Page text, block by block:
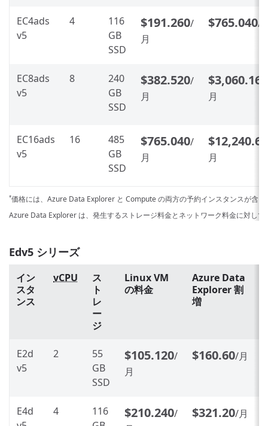
EC4ads
v5
4
116
GB
SSD
$191.260/
月
$765.040/
EC8ads
v5
8
240
GB
SSD
$382.520/
月
$3,060.160
月
EC16ads
v5
16
485
GB
SSD
$765.040/
月
月
*価格には、Azure Data Explorer と Compute の両方の予約インスタンスが含ま
Azure Data Explorer は、発生するストレージ料金とネットワーク料金に対して
Edv5 シリーズ
イン
スタ
ンス
vCPU
ス
ト
レ
ー
ジ
Linux VM
の料金
Azure Data
Explorer 割
増
E2d
v5
2
55
GB
SSD
$105.120/
月
$160.60/月
E4d
4
116
$210.240/
$321.20/月